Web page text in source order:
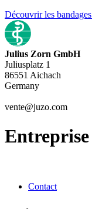
Découvrir les bandages
Julius Zorn GmbH
Juliusplatz 1
86551 Aichach
Germany
vente@juzo.com
Entreprise
Contact